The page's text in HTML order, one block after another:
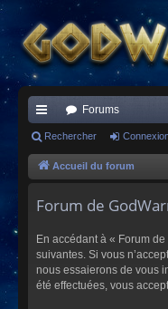
ac
co
s
Forums
Rechercher
Accueil du forum
Forum de
En accédant à « Forum
suivantes. Si vous
nous essaierons de vous
été effectuées, vous